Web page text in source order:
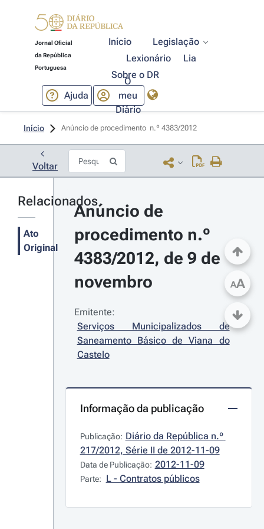
Jornal Oficial
da República
Portuguesa
Início
Legislação
Lexionário
Lia
Sobre o DR
Ajuda
O
meu
Diário
Início Anúncio de procedimento  n.º 4383/2012
Voltar
Relacionados
Ato
Original
Anúncio de
procedimento n.º
4383/2012, de 9 de
novembro
Emitente:
Serviços Municipalizados de
Saneamento Básico de Viana do
Castelo
Informação da publicação
Publicação: Diário da República n.º
217/2012, Série II de 2012-11-09
Data de Publicação: 2012-11-09
Parte: L - Contratos públicos
AA